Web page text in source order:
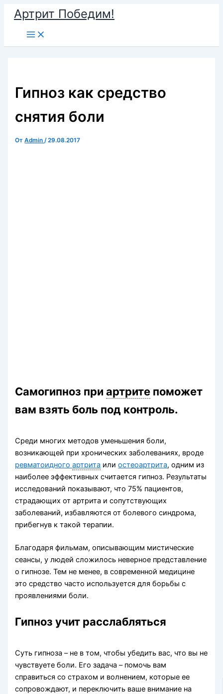
Перейти
содержимому
Артрит Победим!
Main
Menu
Гипноз как средство
снятия боли
ОтAdmin/29.08.2017
Самогипноз приартрите поможет
вам взять боль под контроль.
Среди многих методов уменьшения боли,
возникающей при хронических заболеваниях, вроде
ревматоидногоартрита илиостеоартрита, одним из
наиболее эффективных считается гипноз. Результаты
исследований показывают, что 75% пациентов,
страдающих от артрита и сопутствующих
заболеваний, избавляются от болевого синдрома,
прибегнув к такой терапии.
Благодаря фильмам, описывающим мистические
сеансы, у людей сложилось неверное представление
о гипнозе. Тем не менее, в современной медицине
это средство часто используется для борьбы с
проявлениями боли.
Гипноз учит расслабляться
Суть гипноза – не в том, чтобы убедить вас, что вы не
чувствуете боли. Его задача – помочь вам
справиться со страхом и волнением, которые ее
сопровождают, и переключить ваше внимание на